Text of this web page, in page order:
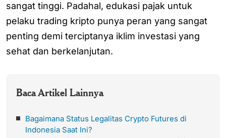
sangat tinggi. Padahal, edukasi pajak untuk
pelaku trading kripto punya peran yang sangat
penting demi terciptanya iklim investasi yang
sehat dan berkelanjutan.
Baca Artikel Lainnya
Bagaimana Status Legalitas Crypto Futures di
Indonesia Saat Ini?